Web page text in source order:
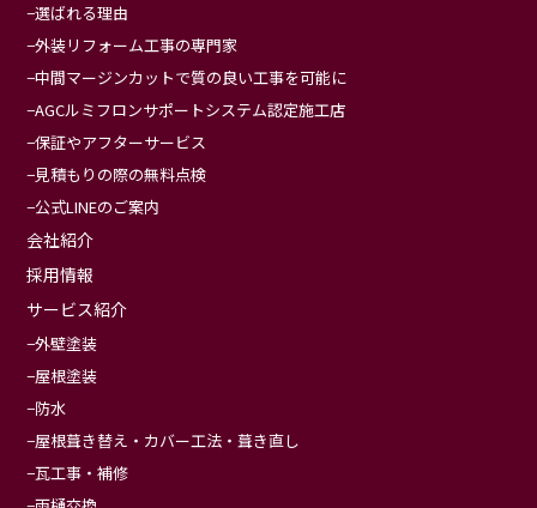
選ばれる理由
外装リフォーム工事の専門家
中間マージンカットで質の良い工事を可能に
AGCルミフロンサポートシステム認定施工店
保証やアフターサービス
見積もりの際の無料点検
公式LINEのご案内
会社紹介
採用情報
サービス紹介
外壁塗装
屋根塗装
防水
屋根葺き替え・カバー工法・葺き直し
瓦工事・補修